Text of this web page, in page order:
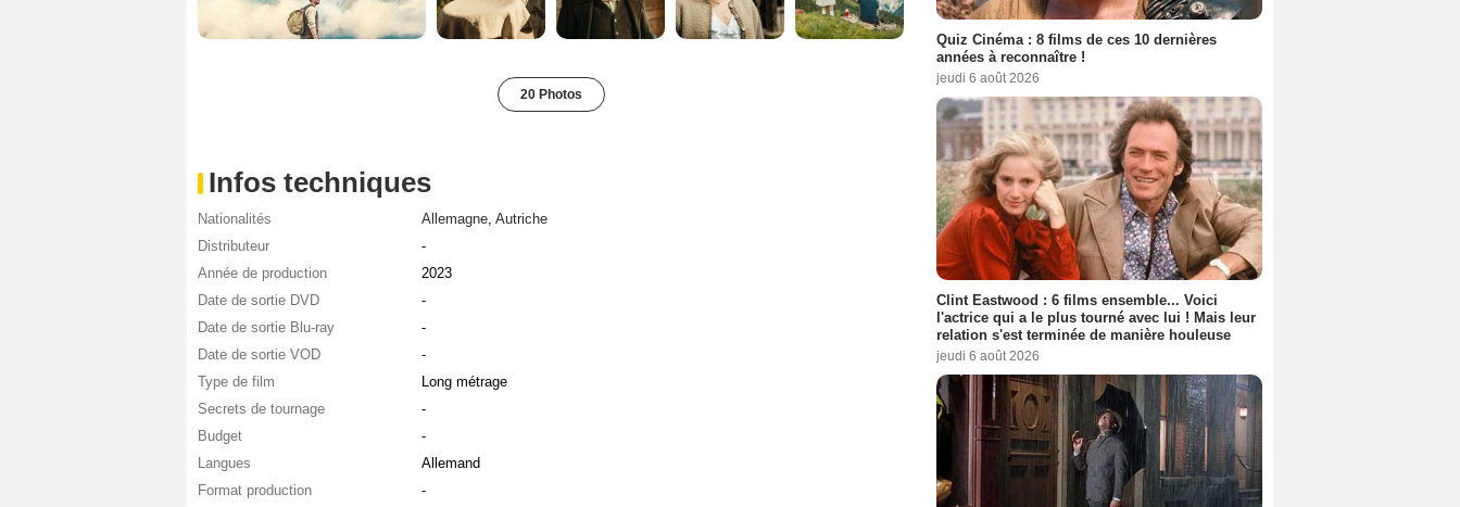
20 Photos
Infos techniques
Nationalités Allemagne, Autriche
Distributeur
-
Année de production
2023
Date de sortie DVD
-
Date de sortie Blu-ray
-
Date de sortie VOD
-
Type de film
Long métrage
Secrets de tournage
-
Budget
-
Langues
Allemand
Format production
-
Quiz Cinéma : 8 films de ces 10 dernières
années à reconnaître !
jeudi 6 août 2026
Clint Eastwood : 6 films ensemble... Voici
l'actrice qui a le plus tourné avec lui ! Mais leur
relation s'est terminée de manière houleuse
jeudi 6 août 2026